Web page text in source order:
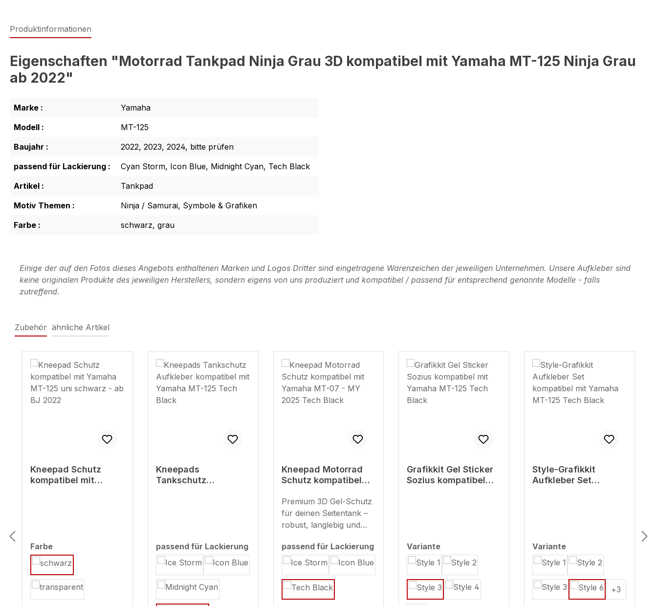
Produktinformationen
Eigenschaften "Motorrad Tankpad Ninja Grau 3D kompatibel mit Yamaha MT-125 Ninja Grau
ab 2022"
Marke :
Yamaha
Modell :
MT-125
Baujahr :
2022, 2023, 2024, bitte prüfen
passend für Lackierung :
Cyan Storm, Icon Blue, Midnight Cyan, Tech Black
Artikel :
Tankpad
Motiv Themen :
Ninja / Samurai, Symbole & Grafiken
Farbe :
schwarz, grau
Einige der auf den Fotos dieses Angebots enthaltenen Marken und Logos Dritter sind eingetragene Warenzeichen der jeweiligen Unternehmen. Unsere Aufkleber sind
keine originalen Produkte des jeweiligen Herstellers, sondern eigens von uns produziert und kompatibel / passend für entsprechend genannte Modelle - falls
zutreffend.
Zubehör ähnliche Artikel
Kneepad Schutz
kompatibel mit
Farbeauswählen
Kneepads
Tankschutz
passend für Lackierung
auswählen
Kneepad Motorrad
Schutz kompatibel
MY 2025 Tech Black
Premium 3D Gel-Schutz
für deinen Seitentank –
robust, langlebig und
Seitentankpads schützen
deinen Lack effektiv vor
Abnutzung, wie sie
passend für Lackierung
auswählen
Grafikkit Gel Sticker
Sozius kompatibel
Varianteauswählen
Style-Grafikkit
Aufkleber Set
Varianteauswählen
+3